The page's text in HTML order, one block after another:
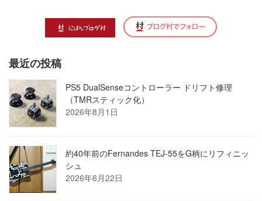
最近の投稿
PS5 DualSenseコントローラー ドリフト修理
（TMRスティック化）
2026年8月1日
約40年前のFernandes TEJ-55をG柄にリフィニッ
シュ
2026年6月22日